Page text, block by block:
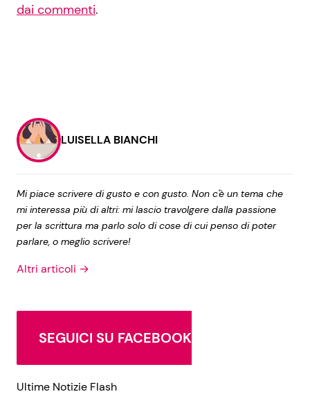
dai commenti.
LUISELLA BIANCHI
Mi piace scrivere di gusto e con gusto. Non c'è un tema che
mi interessa più di altri: mi lascio travolgere dalla passione
per la scrittura ma parlo solo di cose di cui penso di poter
parlare, o meglio scrivere!
Altri articoli →
SEGUICI SU FACEBOOK
Ultime Notizie Flash